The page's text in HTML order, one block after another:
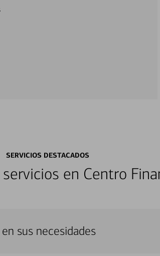
SERVICIOS DESTACADOS
en Centro
sus necesidades